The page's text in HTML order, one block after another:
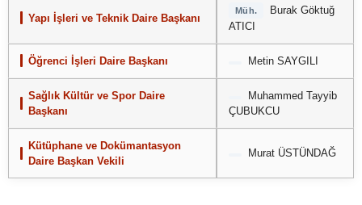
Yapı İşleri ve Teknik Daire Başkanı
Müh.
Burak Göktuğ
ATICI
Öğrenci İşleri Daire Başkanı Metin SAYGILI
Sağlık Kültür ve Spor Daire
Başkanı
Muhammed Tayyib
ÇUBUKCU
Kütüphane ve Dokümantasyon
Daire Başkan Vekili
Murat ÜSTÜNDAĞ